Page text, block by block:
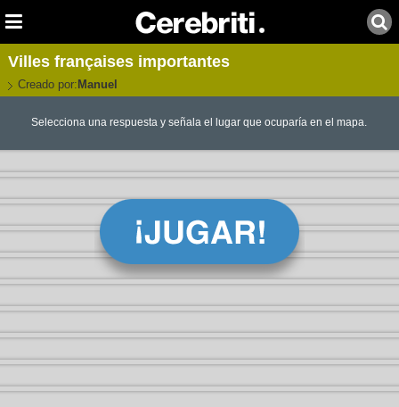
Villes françaises importantes
Creado por: Manuel
Selecciona una respuesta y señala el lugar que ocuparía en el mapa.